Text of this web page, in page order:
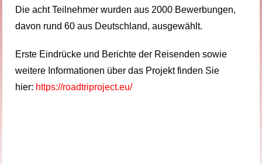
Die acht Teilnehmer wurden aus 2000 Bewerbungen,
davon rund 60 aus Deutschland, ausgewählt.
Erste Eindrücke und Berichte der Reisenden sowie
weitere Informationen über das Projekt finden Sie
hier: https://roadtriproject.eu/